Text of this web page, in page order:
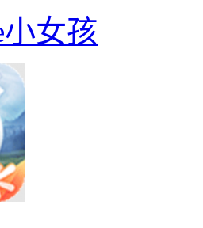
小女孩